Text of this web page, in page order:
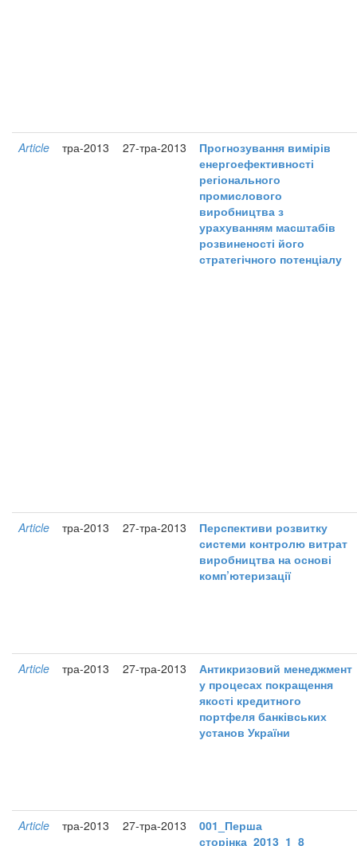
Article тра-2013 27-тра-2013
Прогнозування вимірів
енергоефективності
регіонального
промислового
виробництва з
урахуванням масштабів
розвиненості його
стратегічного потенціалу
Article тра-2013 27-тра-2013
Перспективи розвитку
системи контролю витрат
виробництва на основі
комп’ютеризації
Article тра-2013 27-тра-2013
Антикризовий менеджмент
у процесах покращення
якості кредитного
портфеля банківських
установ України
Article тра-2013 27-тра-2013
001_Перша
сторінка_2013_1_8